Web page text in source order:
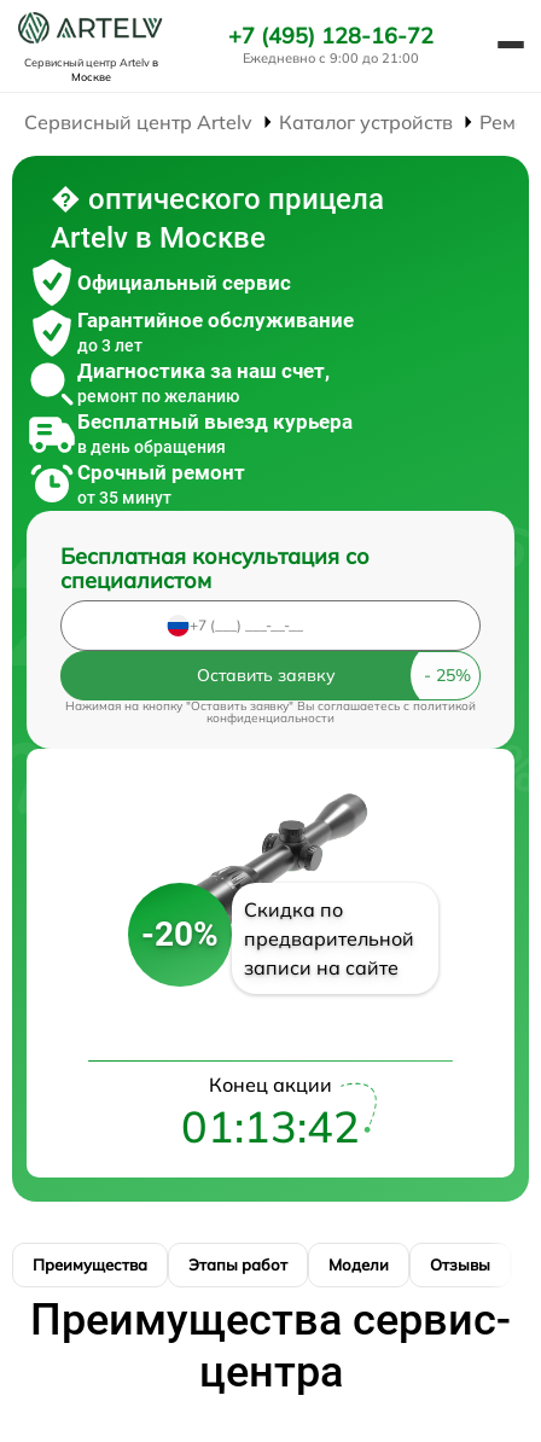
Сервисный центр Artelvв
Москве
+7 (495) 128-16-72
Ежедневно с 9:00 до 21:00
Сервисный центр Artelv Каталог устройств
� оптического прицела
Artelv в Москве
Официальный сервис
Гарантийное обслуживание
до 3 лет
Диагностика за наш счет,
ремонт по желанию
Бесплатный выезд курьера
в день обращения
Срочный ремонт
от 35 минут
Бесплатная консультация со
специалистом
Оставить заявку
Нажимая на кнопку "Оставить заявку" Вы соглашаетесь cполитикой
конфиденциальности
-20%
Скидка по
предварительной
записи на сайте
Конец акции
01:13:41
Преимущества Этапы работ Модели Отзывы
Преимущества сервис-
центра